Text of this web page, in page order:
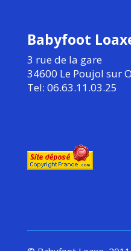
Babyfoot
3 rue de la gare
34600 Le Poujol sur
Tel: 06.63.11.03.25